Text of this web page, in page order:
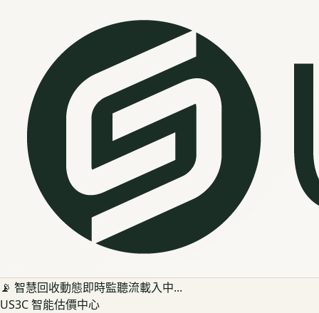
📡 智慧回收動態即時監聽流載入中...
US3C 智能估價中心